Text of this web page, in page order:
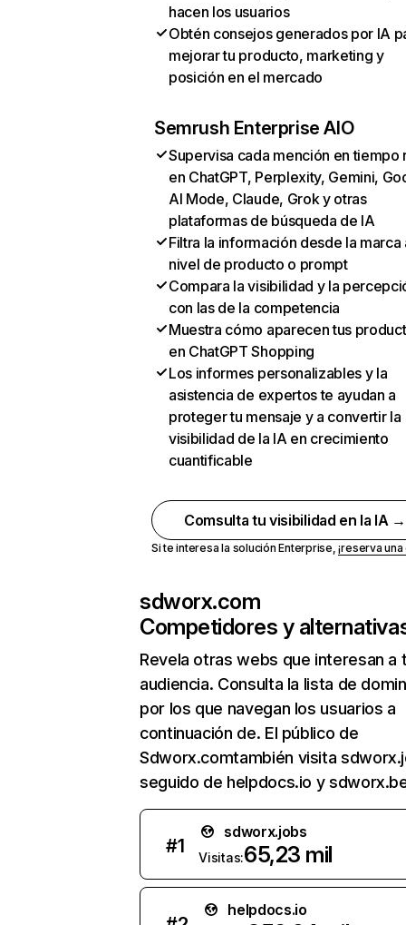
hacen los usuarios
Obtén consejos generados por IA
mejorar tu producto, marketing y
posición en el mercado
Semrush Enterprise AIO
Supervisa cada mención en tiempo
en ChatGPT, Perplexity, Gemini,
AI Mode, Claude, Grok y otras
plataformas de búsqueda de IA
Filtra la información desde la marca
nivel de producto o prompt
Compara la visibilidad y la
con las de la competencia
Muestra cómo aparecen tus
en ChatGPT Shopping
Los informes personalizables y la
asistencia de expertos te ayudan a
proteger tu mensaje y a convertir la
visibilidad de la IA en crecimiento
cuantificable
Comsulta tu visibilidad en la IA →
Si te interesa la solución Enterprise,¡reserva
sdworx.com
Competidores y
Revela otras webs que interesan a
audiencia. Consulta la lista de
por los que navegan los usuarios a
continuación de. El público de
Sdworx.comtambién visita
seguido de helpdocs.io y
#1
sdworx.jobs
Visitas:65,23 mil
helpdocs.io